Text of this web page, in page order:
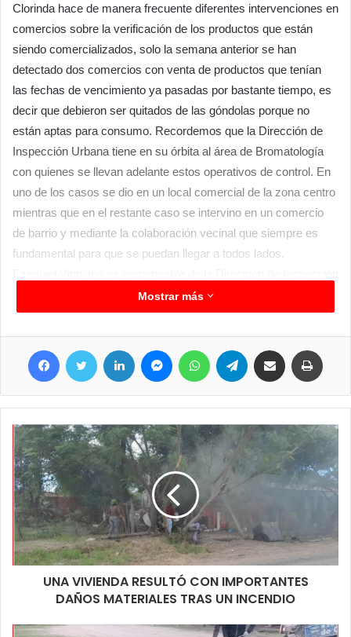
Clorinda hace de manera frecuente diferentes intervenciones en
comercios sobre la verificación de los productos que están
siendo comercializados, solo la semana anterior se han
detectado dos comercios con venta de productos que tenían
las fechas de vencimiento ya pasadas por bastante tiempo, es
decir que debieron ser quitados de las góndolas porque no
están aptas para consumo. Recordemos que la Dirección de
Inspección Urbana tiene en su órbita al área de Bromatología
con quienes se llevan adelante estos operativos de control. En
uno de los casos se dio en un local comercial de la zona centro
mientras que en el restante caso se intervino en un comercio
de barrio y mediante la colaboración vecinal que siempre es
fundamental para que se puedan llegar a todos lados.
urbana y manifestó que mediante esa tarea articulada con la
gente de Bromatología se logra establecer estas cuestiones
que apuntan a que el vecino clorindense y los compradores en
general adquieran productos que estén aptos para su consumo,
por otra parte volvió a resaltar que estos controles se ejercen
de forma constante y aleatoria, visitando los diferentes barrios,
que pueden acercarse a Irigoyen entre Italia y José Fernández
Cancio donde pueden radicar las mismas para que
posteriormente se designe el equipo de control. Los productos
vencidos no solo que fueron retirados de su venta, sino que
además se labran las actuaciones y su secuestro para
posterior destrucción.
Mostrar más
Facebook Twitter LinkedIn MessengerWhatsApp Telegram Compartir por correo electrónico
UNA VIVIENDA RESULTÓ CON IMPORTANTES
DAÑOS MATERIALES TRAS UN INCENDIO